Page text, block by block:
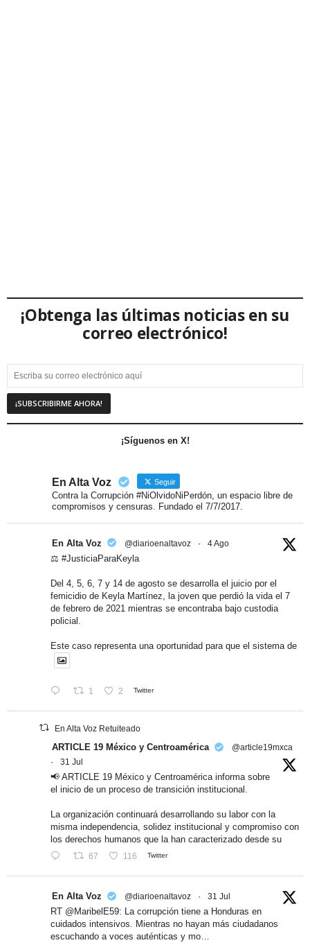
¡Obtenga las últimas noticias en su
correo electrónico!
¡Síguenos en X!
En Alta Voz Seguir
Contra la Corrupción #NiOlvidoNiPerdón, un espacio libre de
compromisos y censuras. Fundado el 7/7/2017.
En Alta Voz @diarioenaltavoz · 4 Ago
⚖️ #JusticiaParaKeyla
Del 4, 5, 6, 7 y 14 de agosto se desarrolla el juicio por el
femicidio de Keyla Martínez, la joven que perdió la vida el 7
de febrero de 2021 mientras se encontraba bajo custodia
policial.
Este caso representa una oportunidad para que el sistema de
1 2 Twitter
En Alta Voz Retuiteado
ARTICLE 19 México y Centroamérica
@article19mxca
·
31 Jul
📢 ARTICLE 19 México y Centroamérica informa sobre
el inicio de un proceso de transición institucional.
La organización continuará desarrollando su labor con la
misma independencia, solidez institucional y compromiso con
los derechos humanos que la han caracterizado desde su
67 116 Twitter
En Alta Voz @diarioenaltavoz · 31 Jul
RT @MaribelE59: La corrupción tiene a Honduras en
cuidados intensivos. Mientras no hayan más ciudadanos
escuchando a voces auténticas y mo…